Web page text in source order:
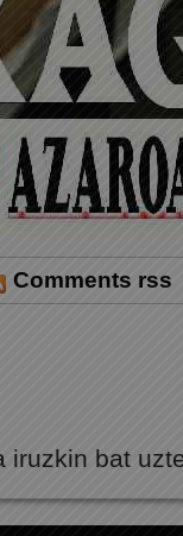
Comments rss
iruzkin bat